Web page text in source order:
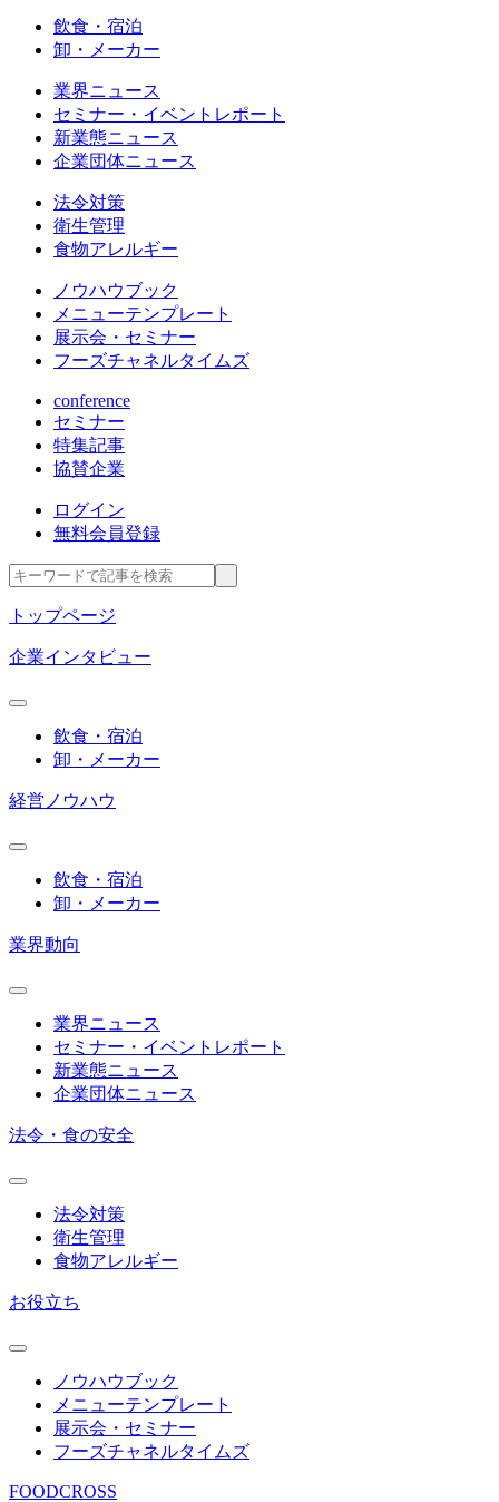
飲食・宿泊
卸・メーカー
業界ニュース
セミナー・イベントレポート
新業態ニュース
企業団体ニュース
法令対策
衛生管理
食物アレルギー
ノウハウブック
メニューテンプレート
展示会・セミナー
フーズチャネルタイムズ
conference
セミナー
特集記事
協賛企業
ログイン
無料会員登録
トップページ
企業インタビュー
飲食・宿泊
卸・メーカー
経営ノウハウ
飲食・宿泊
卸・メーカー
業界動向
業界ニュース
セミナー・イベントレポート
新業態ニュース
企業団体ニュース
法令・食の安全
法令対策
衛生管理
食物アレルギー
お役立ち
ノウハウブック
メニューテンプレート
展示会・セミナー
フーズチャネルタイムズ
FOODCROSS